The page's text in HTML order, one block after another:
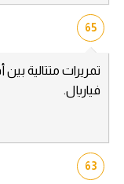
65
تمريرات متتالية
فياريال.
63